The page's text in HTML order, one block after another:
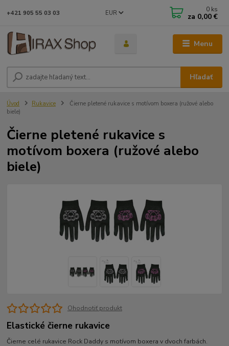
Menu
EUR
Hľadať
+421 905 55 03 03 0 ks
za 0,00 €
Úvod Rukavice
Čierne pletené rukavice s motívom boxera (ružové alebo
biele)
Čierne pletené rukavice s
motívom boxera (ružové alebo
biele)
Ohodnotiť produkt
Elastické čierne rukavice
Čierne celé rukavice Rock Daddy s motívom boxera v dvoch farbách.